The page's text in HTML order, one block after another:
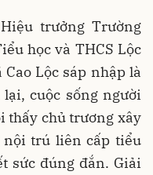
trưởng Trường
học và THCS Lộc
Cao Lộc sáp nhập là
cuộc sống người
thấy chủ trương xây
nội trú liên cấp tiểu
sức đúng đắn. Giải